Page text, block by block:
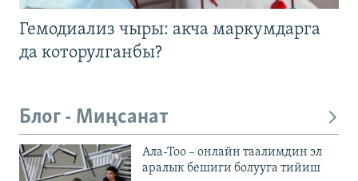
Гемодиализ чыры: акча маркумдарга
да которулганбы?
Блог - Миңсанат
Ала-Тоо – онлайн таалимдин эл
аралык бешиги болууга тийиш